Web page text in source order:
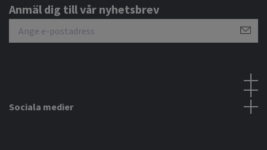
Anmäl dig till vår nyhetsbrev
Sociala medier